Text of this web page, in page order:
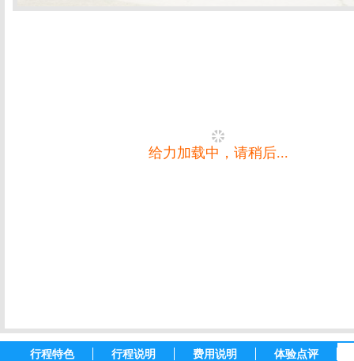
给力加载中，请稍后...
行程特色 行程说明 费用说明 体验点评